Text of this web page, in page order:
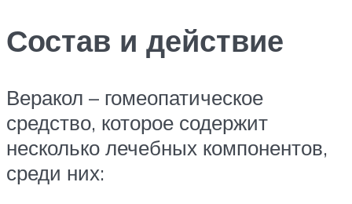
Состав и действие
Веракол – гомеопатическое
средство, которое содержит
несколько лечебных компонентов,
среди них: